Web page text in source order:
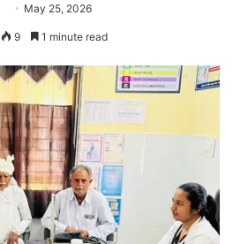
May 25, 2026
9 1 minute read